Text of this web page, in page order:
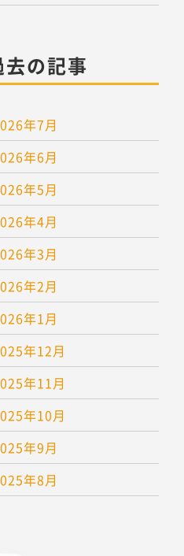
去の記事
年7月
年6月
年5月
年4月
年3月
年2月
年1月
年12月
年11月
年10月
年9月
年8月